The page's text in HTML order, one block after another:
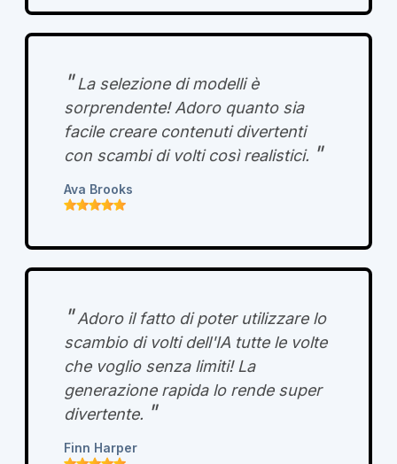
" La selezione di modelli è
sorprendente! Adoro quanto sia
facile creare contenuti divertenti
con scambi di volti così realistici. "
Ava Brooks
" Adoro il fatto di poter utilizzare lo
scambio di volti dell'IA tutte le volte
che voglio senza limiti! La
generazione rapida lo rende super
divertente. "
Finn Harper